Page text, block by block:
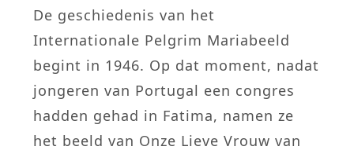
De geschiedenis van het
Internationale Pelgrim Mariabeeld
begint in 1946. Op dat moment, nadat
jongeren van Portugal een congres
hadden gehad in Fatima, namen ze
het beeld van Onze Lieve Vrouw van